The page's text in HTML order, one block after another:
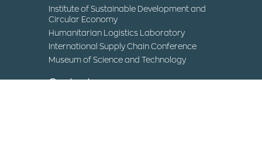
Institute of Sustainable Development and
Circular Economy
Humanitarian Logistics Laboratory
International Supply Chain Conference
Museum of Science and Technology
Contact